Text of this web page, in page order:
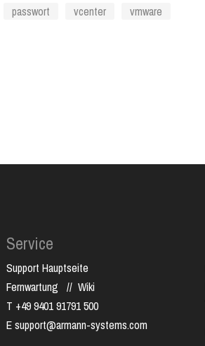
passwort vcenter vmware
Service
Support Hauptseite
Fernwartung // Wiki
T +49 9401 91791 500
E support@armann-systems.com